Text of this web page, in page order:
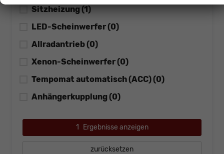
Sitzheizung (1)
LED-Scheinwerfer(0)
Allradantrieb(0)
Xenon-Scheinwerfer(0)
Tempomat automatisch (ACC)(0)
Anhängerkupplung(0)
1 Ergebnisse anzeigen
zurücksetzen